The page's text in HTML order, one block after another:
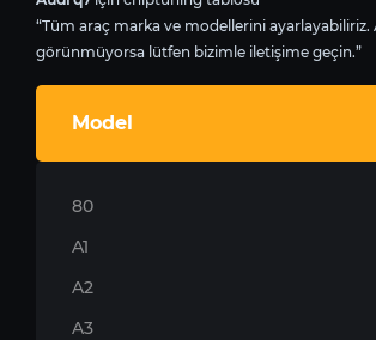
“Tüm araç marka ve modellerini ayarlayabiliriz.
görünmüyorsa lütfen bizimle iletişime geçin.”
Model
80
A1
A2
A3